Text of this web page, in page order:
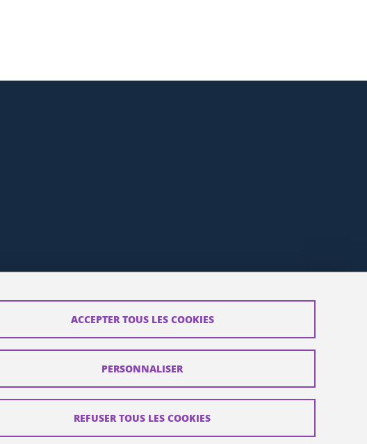
ACCEPTER TOUS LES COOKIES
REFUSER TOUS LES COOKIES
PERSONNALISER